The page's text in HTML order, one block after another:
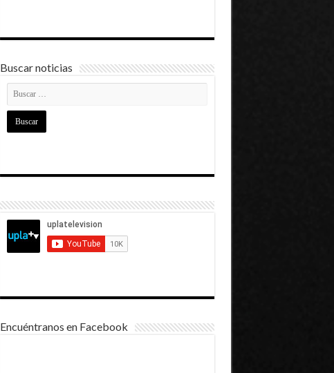
Buscar noticias
Encuéntranos en Facebook